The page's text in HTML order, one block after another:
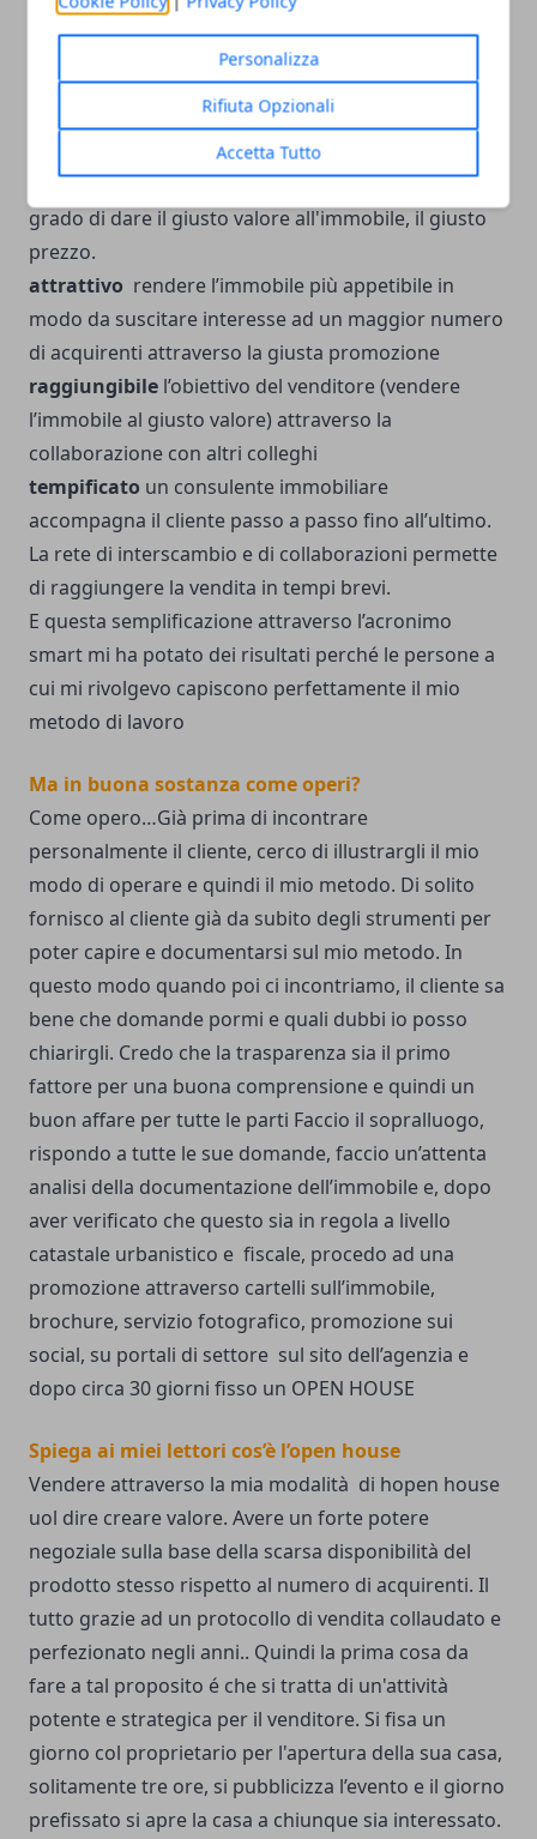
Personalizza
Rifiuta Opzionali
Accetta Tutto
per la vendita efficace che in 5 semplici concetti
racchiude anni di studio e di pratica professionale .
attraverso un’analisi puntuale ed
approfondita della documentazione dell’immobile
Misurabileattraverso un’indagine di mercato in
grado di dare il giusto valore all'immobile, il giusto
prezzo.
attrattivo rendere l’immobile più appetibile in
modo da suscitare interesse ad un maggior numero
di acquirenti attraverso la giusta promozione
raggiungibile l’obiettivo del venditore (vendere
l’immobile al giusto valore) attraverso la
collaborazione con altri colleghi
tempificato un consulente immobiliare
accompagna il cliente passo a passo fino all’ultimo.
La rete di interscambio e di collaborazioni permette
di raggiungere la vendita in tempi brevi.
E questa semplificazione attraverso l’acronimo
smart mi ha potato dei risultati perché le persone a
cui mi rivolgevo capiscono perfettamente il mio
metodo di lavoro
Ma in buona sostanza come operi?
Come opero…Già prima di incontrare
personalmente il cliente, cerco di illustrargli il mio
modo di operare e quindi il mio metodo. Di solito
fornisco al cliente già da subito degli strumenti per
poter capire e documentarsi sul mio metodo. In
questo modo quando poi ci incontriamo, il cliente sa
bene che domande pormi e quali dubbi io posso
chiarirgli. Credo che la trasparenza sia il primo
fattore per una buona comprensione e quindi un
buon affare per tutte le parti Faccio il sopralluogo,
rispondo a tutte le sue domande, faccio un’attenta
analisi della documentazione dell’immobile e, dopo
aver verificato che questo sia in regola a livello
catastale urbanistico e fiscale, procedo ad una
promozione attraverso cartelli sull’immobile,
brochure, servizio fotografico, promozione sui
social, su portali di settore sul sito dell’agenzia e
dopo circa 30 giorni fisso un OPEN HOUSE
Spiega ai miei lettori cos’è l’open house
Vendere attraverso la mia modalità di hopen house
uol dire creare valore. Avere un forte potere
negoziale sulla base della scarsa disponibilità del
prodotto stesso rispetto al numero di acquirenti. Il
tutto grazie ad un protocollo di vendita collaudato e
perfezionato negli anni.. Quindi la prima cosa da
fare a tal proposito é che si tratta di un'attività
potente e strategica per il venditore. Si fisa un
giorno col proprietario per l'apertura della sua casa,
solitamente tre ore, si pubblicizza l’evento e il giorno
prefissato si apre la casa a chiunque sia interessato.